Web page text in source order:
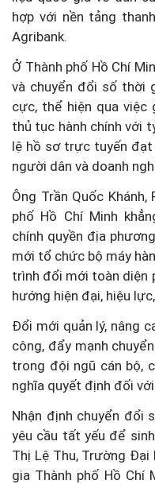
hợp với nền tảng
Agribank.
Ở Thành phố Hồ Chí
và chuyển đổi số thời
cực, thể hiện qua việc
thủ tục hành chính với
lệ hồ sơ trực tuyến
người dân và doanh
Ông Trần Quốc
phố Hồ Chí Minh
chính quyền địa
mới tổ chức bộ máy
trình đổi mới toàn diện
hướng hiện đại, hiệu
Đổi mới quản lý, nâng
công, đẩy mạnh
trong đội ngũ cán bộ,
nghĩa quyết định đối
Nhận định chuyển đổi
yêu cầu tất yếu để
Thị Lệ Thu, Trường
gia Thành phố Hồ Chí